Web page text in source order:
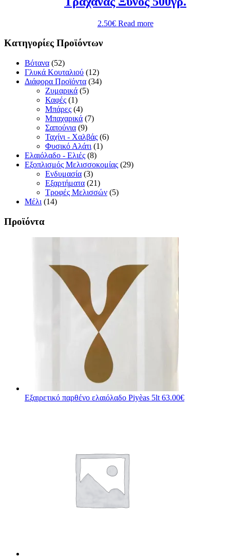
2.50€ Read more
Κατηγορίες Προϊόντων
Βότανα (52)
Γλυκά Κουταλιού (12)
Διάφορα Προϊόντα (34)
Ζυμαρικά (5)
Καφές (1)
Μπάρες (4)
Μπαχαρικά (7)
Σαπούνια (9)
Ταχίνι - Χαλβάς (6)
Φυσικό Αλάτι (1)
Ελαιόλαδο - Ελιές (8)
Εξοπλισμός Μελισσοκομίας (29)
Ενδυμασία (3)
Εξαρτήματα (21)
Τροφές Μελισσών (5)
Μέλι (14)
Προϊόντα
Εξαιρετικό παρθένο ελαιόλαδο Piyèas 5lt 63.00€